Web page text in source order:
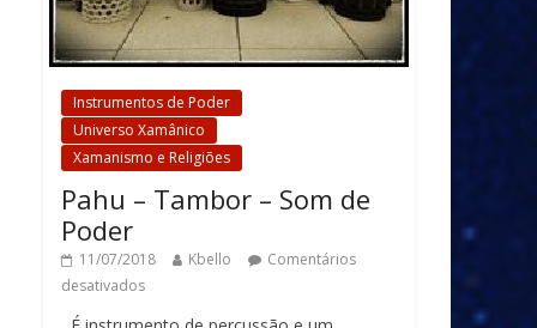
Instrumentos de Poder
Universo Xamânico
Xamanismo e Religiões
Pahu – Tambor – Som de
Poder
11/07/2018 Kbello
Comentários
desativados